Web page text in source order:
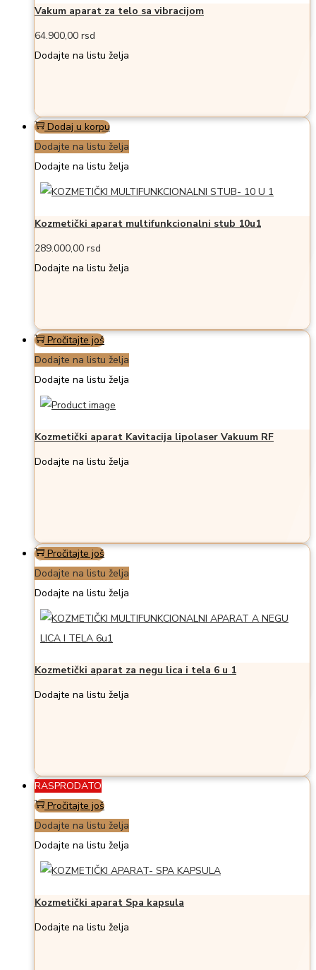
Vakum aparat za telo sa vibracijom
64.900,00 rsd
Dodajte na listu želja
Dodaj u korpu
Dodajte na listu želja
Dodajte na listu želja
Kozmetički aparat multifunkcionalni stub 10u1
289.000,00 rsd
Dodajte na listu želja
Pročitajte još
Dodajte na listu želja
Dodajte na listu želja
Kozmetički aparat Kavitacija lipolaser Vakuum RF
Dodajte na listu želja
Pročitajte još
Dodajte na listu želja
Dodajte na listu želja
Kozmetički aparat za negu lica i tela 6 u 1
Dodajte na listu želja
RASPRODATO
Pročitajte još
Dodajte na listu želja
Dodajte na listu želja
Kozmetički aparat Spa kapsula
Dodajte na listu želja